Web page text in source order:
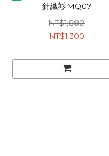
針織衫 MQ07
NT$1,880
NT$1,300